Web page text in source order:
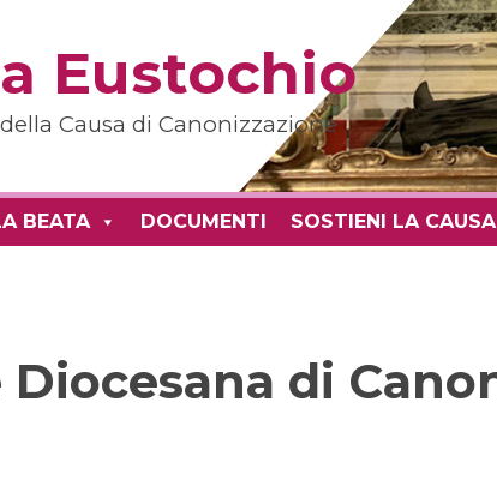
Eustochio
Causa di Canonizzazione
BEATA DOCUMENTI SOSTIENI LA CAUSA
di